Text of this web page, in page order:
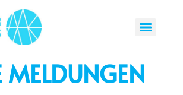
MELDUNGEN